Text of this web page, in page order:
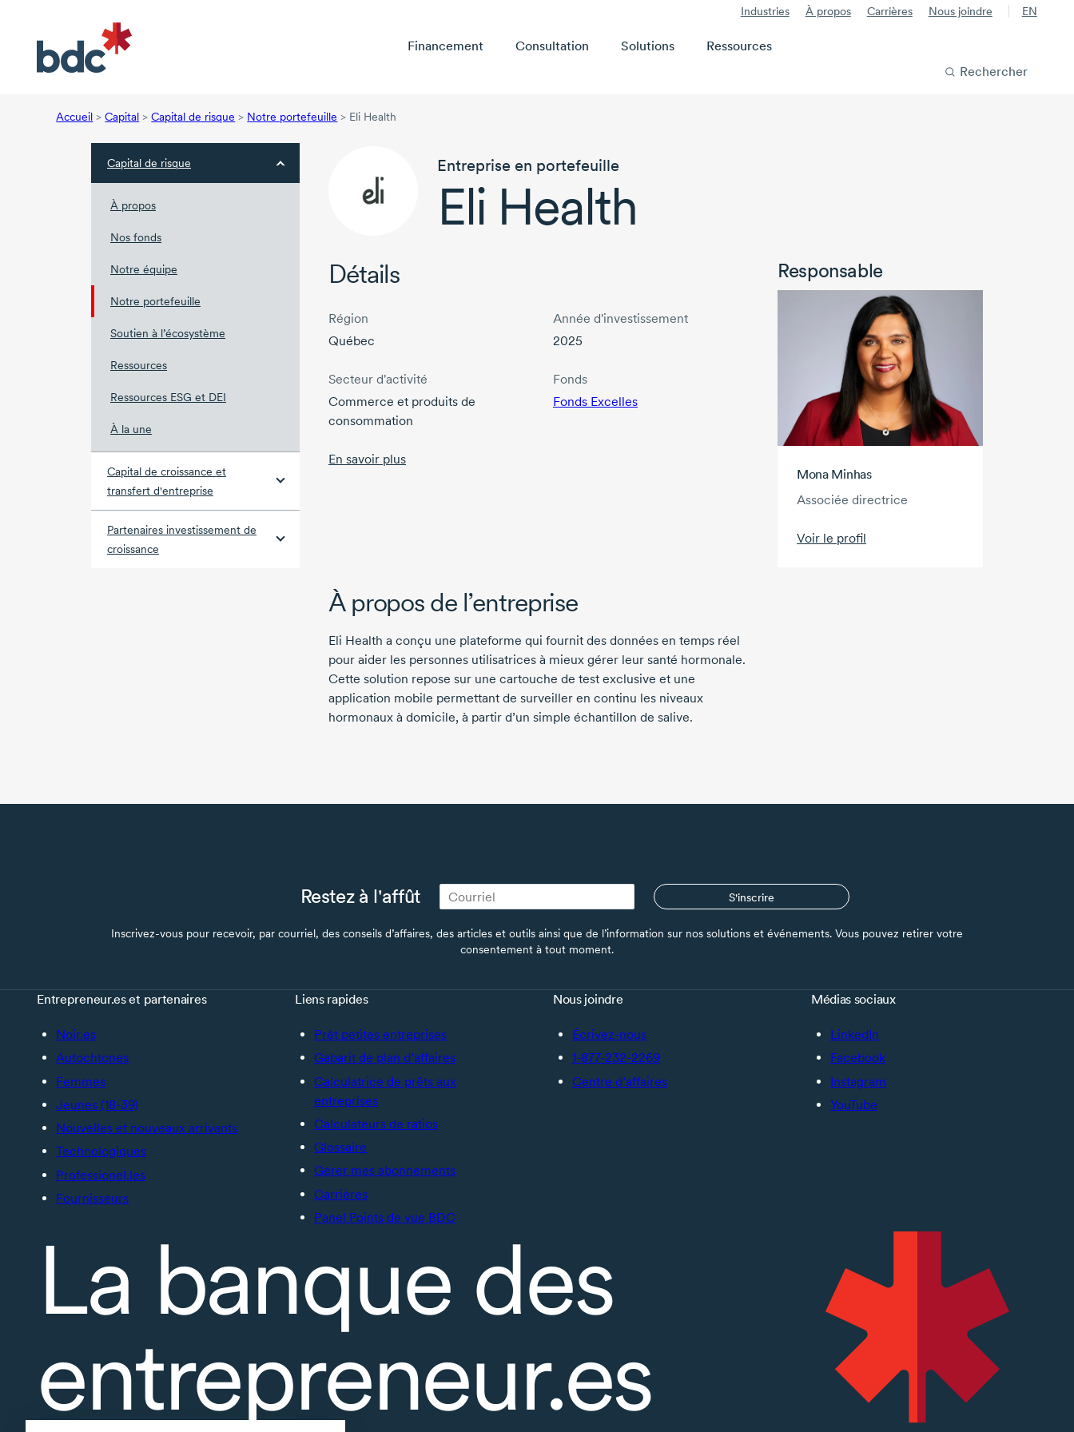
Industries À propos Carrières Nous joindre EN
Financement Consultation Solutions
Ressources
Rechercher
Accueil > Capital > Capital de risque > Notre portefeuille > Eli Health
Capital de risque
À propos
Nos fonds
Notre équipe
Notre portefeuille
Soutien à l’écosystème
Ressources
Ressources ESG et DEI
À la une
Capital de croissance et
transfert d'entreprise
Partenaires investissement de
croissance
Entreprise en portefeuille
Eli Health
Détails
Région
Québec
Secteur d'activité
Commerce et produits de
consommation
Année d'investissement
2025
Fonds
Fonds Excelles
En savoir plus
Responsable
Mona Minhas
Associée directrice
Voir le profil
À propos de l’entreprise
Eli Health a conçu une plateforme qui fournit des données en temps réel
pour aider les personnes utilisatrices à mieux gérer leur santé hormonale.
Cette solution repose sur une cartouche de test exclusive et une
application mobile permettant de surveiller en continu les niveaux
hormonaux à domicile, à partir d’un simple échantillon de salive.
Restez à l'affût S'inscrire
Inscrivez-vous pour recevoir, par courriel, des conseils d’affaires, des articles et outils ainsi que de l’information sur nos solutions et événements. Vous pouvez retirer votre
consentement à tout moment.
Entrepreneur.es et partenaires
Noir.es
Autochtones
Femmes
Jeunes (18-39)
Nouvelles et nouveaux arrivants
Technologiques
Professionel.les
Fournisseurs
Liens rapides
Prêt petites entreprises
Gabarit de plan d’affaires
Calculatrice de prêts aux
entreprises
Calculateurs de ratios
Glossaire
Gérer mes abonnements
Carrières
Panel Points de vue BDC
Nous joindre
Écrivez-nous
1-877-232-2269
Centre d’affaires
Médias sociaux
LinkedIn
Facebook
Instagram
YouTube
La banque des
entrepreneur.es